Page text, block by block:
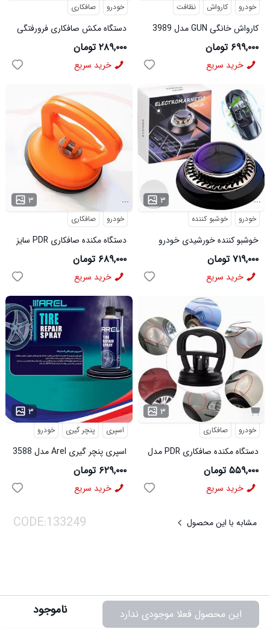
ناموجود این محصول فعلا موجودی ندارد
خودرو صافکاری
دستگاه مکش صافکاری فرورفتگی
Oksin کوچک
۲۸۹,۰۰۰ تومان
خرید سریع
خودرو کارواش نظافت
کارواش خانگی GUN مدل 3989
۶۹۹,۰۰۰ تومان
خرید سریع
۳ ...
خودرو صافکاری
دستگاه مکنده صافکاری PDR سایز
بزرگ مدل 3774
۶۸۹,۰۰۰ تومان
خرید سریع
۳ ...
خودرو خوشبو کننده
خوشبو کننده خورشیدی خودرو
Vehicle مدل 3725
۷۱۹,۰۰۰ تومان
خرید سریع
۳ ...
اسپری پنچر گیری خودرو
اسپری پنچر گیری Arel مدل 3588
۶۲۹,۰۰۰ تومان
خرید سریع
۳
خودرو صافکاری
دستگاه مکنده صافکاری PDR مدل
3511
۵۵۹,۰۰۰ تومان
خرید سریع
مشابه با این محصول